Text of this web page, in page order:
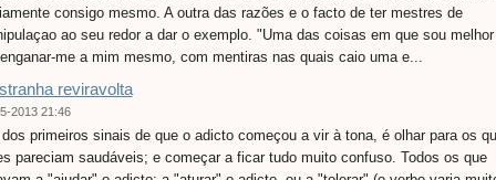
consigo mesmo. A outra das razões e o facto de ter mestres de
ao seu redor a dar o exemplo. "Uma das coisas em que sou melhor
me a mim mesmo, com mentiras nas quais caio uma e...
reviravolta
2013 21:46
dos primeiros sinais de que o adicto começou a vir à tona, é olhar para os
pareciam saudáveis; e começar a ficar tudo muito confuso. Todos os que